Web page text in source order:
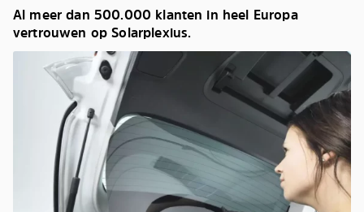
Al meer dan 500.000 klanten in heel Europa
vertrouwen op Solarplexius.